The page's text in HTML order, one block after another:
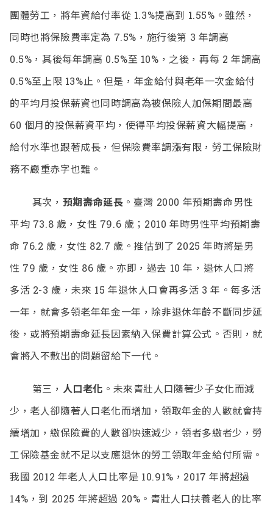
團體勞工，將年資給付率從 1.3%提高到 1.55%。雖然，
同時也將保險費率定為 7.5%，施行後第 3 年調高
0.5%，其後每年調高 0.5%至 10%，之後，再每 2 年調高
0.5%至上限 13%止。但是，年金給付與老年一次金給付
的平均月投保薪資也同時調高為被保險人加保期間最高
60 個月的投保薪資平均，使得平均投保薪資大幅提高，
給付水準也跟著成長，但保險費率調漲有限，勞工保險財
務不嚴重赤字也難。
其次， 預期壽命延長 。臺灣 2000 年預期壽命男性
平均 73.8 歲，女性 79.6 歲；2010 年時男性平均預期壽
命 76.2 歲，女性 82.7 歲。推估到了 2025 年時將是男
性 79 歲，女性 86 歲。亦即，過去 10 年，退休人口將
多活 2-3 歲，未來 15 年退休人口會再多活 3 年。每多活
一年，就會多領老年年金一年，除非退休年齡不斷同步延
後，或將預期壽命延長因素納入保費計算公式。否則，就
會將入不敷出的問題留給下一代。
第三， 人口老化 。未來青壯人口隨著少子女化而減
少，老人卻隨著人口老化而增加，領取年金的人數就會持
續增加，繳保險費的人數卻快速減少，領者多繳者少，勞
工保險基金就不足以支應退休的勞工領取年金給付所需。
我國 2012 年老人人口比率是 10.91%，2017 年將超過
14%，到 2025 年將超過 20%。青壯人口扶養老人的比率